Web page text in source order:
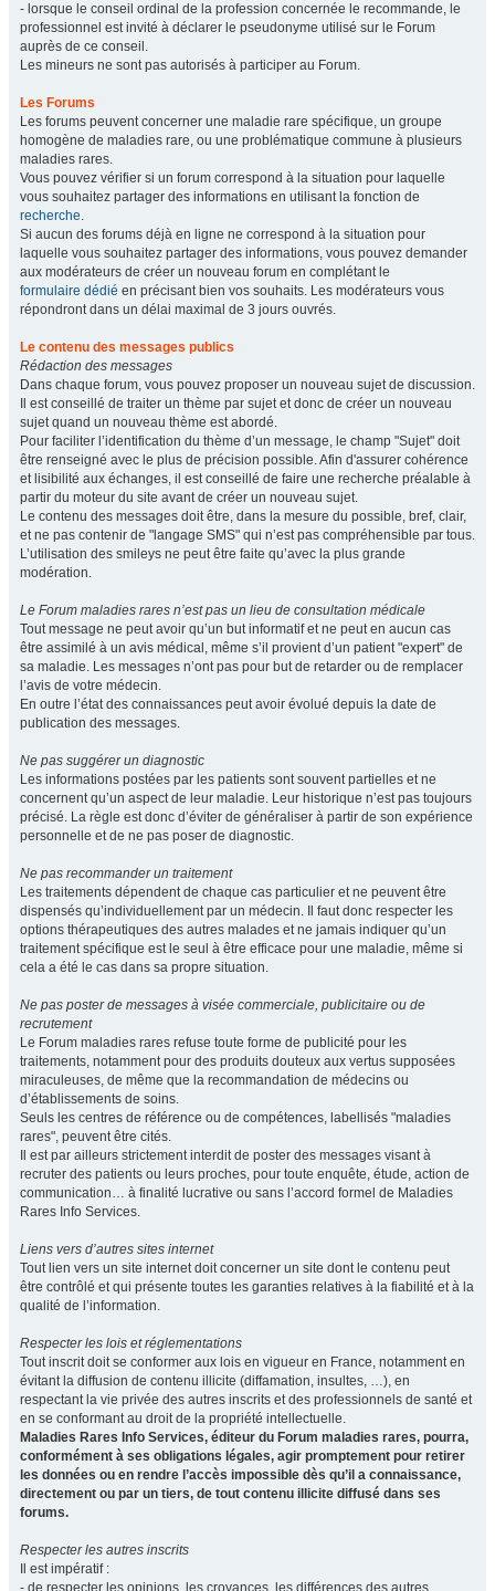
- lorsque le conseil ordinal de la profession concernée le recommande, le
professionnel est invité à déclarer le pseudonyme utilisé sur le Forum
auprès de ce conseil.
Les mineurs ne sont pas autorisés à participer au Forum.
Les Forums
Les forums peuvent concerner une maladie rare spécifique, un groupe
homogène de maladies rare, ou une problématique commune à plusieurs
maladies rares.
Vous pouvez vérifier si un forum correspond à la situation pour laquelle
vous souhaitez partager des informations en utilisant la fonction de
recherche.
Si aucun des forums déjà en ligne ne correspond à la situation pour
laquelle vous souhaitez partager des informations, vous pouvez demander
aux modérateurs de créer un nouveau forum en complétant le
formulaire dédié en précisant bien vos souhaits. Les modérateurs vous
répondront dans un délai maximal de 3 jours ouvrés.
Le contenu des messages publics
Rédaction des messages
Dans chaque forum, vous pouvez proposer un nouveau sujet de discussion.
Il est conseillé de traiter un thème par sujet et donc de créer un nouveau
sujet quand un nouveau thème est abordé.
Pour faciliter l’identification du thème d’un message, le champ "Sujet" doit
être renseigné avec le plus de précision possible. Afin d'assurer cohérence
et lisibilité aux échanges, il est conseillé de faire une recherche préalable à
partir du moteur du site avant de créer un nouveau sujet.
Le contenu des messages doit être, dans la mesure du possible, bref, clair,
et ne pas contenir de "langage SMS" qui n’est pas compréhensible par tous.
L’utilisation des smileys ne peut être faite qu’avec la plus grande
modération.
Le Forum maladies rares n’est pas un lieu de consultation médicale
Tout message ne peut avoir qu’un but informatif et ne peut en aucun cas
être assimilé à un avis médical, même s’il provient d’un patient "expert" de
sa maladie. Les messages n’ont pas pour but de retarder ou de remplacer
l’avis de votre médecin.
En outre l’état des connaissances peut avoir évolué depuis la date de
publication des messages.
Ne pas suggérer un diagnostic
Les informations postées par les patients sont souvent partielles et ne
concernent qu’un aspect de leur maladie. Leur historique n’est pas toujours
précisé. La règle est donc d’éviter de généraliser à partir de son expérience
personnelle et de ne pas poser de diagnostic.
Ne pas recommander un traitement
Les traitements dépendent de chaque cas particulier et ne peuvent être
dispensés qu’individuellement par un médecin. Il faut donc respecter les
options thérapeutiques des autres malades et ne jamais indiquer qu’un
traitement spécifique est le seul à être efficace pour une maladie, même si
cela a été le cas dans sa propre situation.
Ne pas poster de messages à visée commerciale, publicitaire ou de
recrutement
Le Forum maladies rares refuse toute forme de publicité pour les
traitements, notamment pour des produits douteux aux vertus supposées
miraculeuses, de même que la recommandation de médecins ou
d’établissements de soins.
Seuls les centres de référence ou de compétences, labellisés "maladies
rares", peuvent être cités.
Il est par ailleurs strictement interdit de poster des messages visant à
recruter des patients ou leurs proches, pour toute enquête, étude, action de
communication… à finalité lucrative ou sans l’accord formel de Maladies
Rares Info Services.
Liens vers d’autres sites internet
Tout lien vers un site internet doit concerner un site dont le contenu peut
être contrôlé et qui présente toutes les garanties relatives à la fiabilité et à la
qualité de l’information.
Respecter les lois et réglementations
Tout inscrit doit se conformer aux lois en vigueur en France, notamment en
évitant la diffusion de contenu illicite (diffamation, insultes, …), en
respectant la vie privée des autres inscrits et des professionnels de santé et
en se conformant au droit de la propriété intellectuelle.
Maladies Rares Info Services, éditeur du Forum maladies rares, pourra,
conformément à ses obligations légales, agir promptement pour retirer
les données ou en rendre l’accès impossible dès qu’il a connaissance,
directement ou par un tiers, de tout contenu illicite diffusé dans ses
forums.
Respecter les autres inscrits
Il est impératif :
- de respecter les opinions, les croyances, les différences des autres